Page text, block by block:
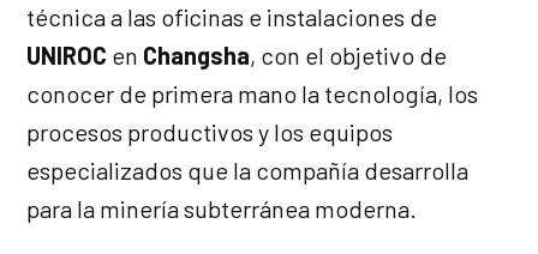
técnica a las oficinas e instalaciones de
UNIROC en Changsha, con el objetivo de
conocer de primera mano la tecnología, los
procesos productivos y los equipos
especializados que la compañía desarrolla
para la minería subterránea moderna.